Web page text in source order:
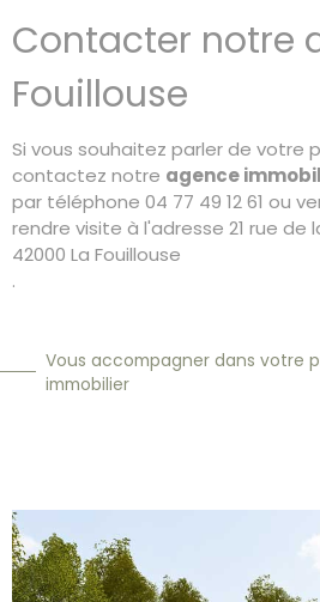
Contacter notre
Fouillouse
Si vous souhaitez parler de votre
contactez notre agence
par téléphone 04 77 49 12 61 ou
rendre visite à l'adresse 21 rue de
42000 La Fouillouse
.
Vous accompagner dans votre
immobilier